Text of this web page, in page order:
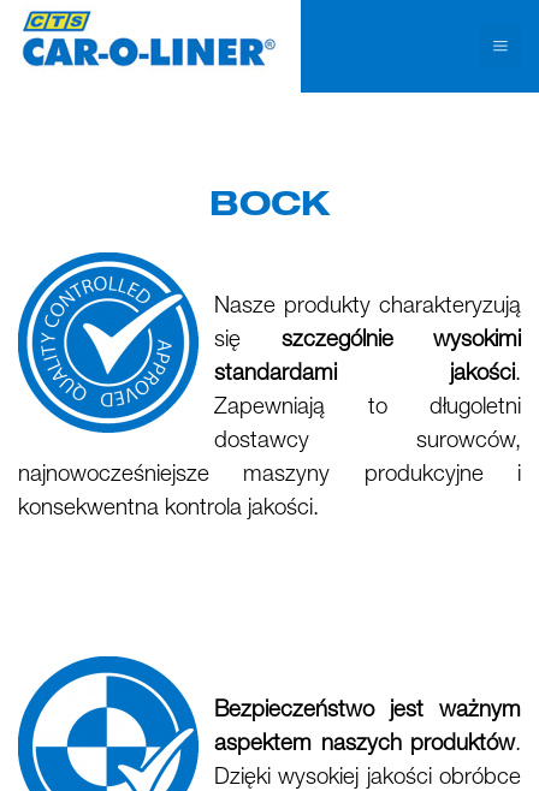
Na tej stronie stosujemy pliki cookies. Kontynuowanie przeglądania serwisu bez
zmiany ustawień traktujemy jako zgodę na użycie plików cookies.
Rozumiem!
BOCK
Nasze produkty charakteryzują
się szczególnie wysokimi
standardami jakości.
Zapewniają to długoletni
dostawcy surowców,
najnowocześniejsze maszyny produkcyjne i
konsekwentna kontrola jakości.
Bezpieczeństwo jest ważnym
aspektem naszych produktów.
Dzięki wysokiej jakości obróbce